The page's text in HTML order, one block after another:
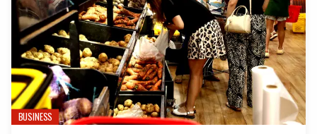
BUSINESS